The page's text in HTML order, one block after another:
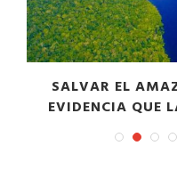
SALVAR EL
EVIDENCIA QUE